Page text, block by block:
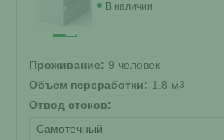
В наличии
Проживание: 9 человек
Объем переработки: 1.8 м3
Отвод стоков:
Самотечный